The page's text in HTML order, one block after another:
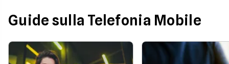
Guide sulla Telefonia Mobile